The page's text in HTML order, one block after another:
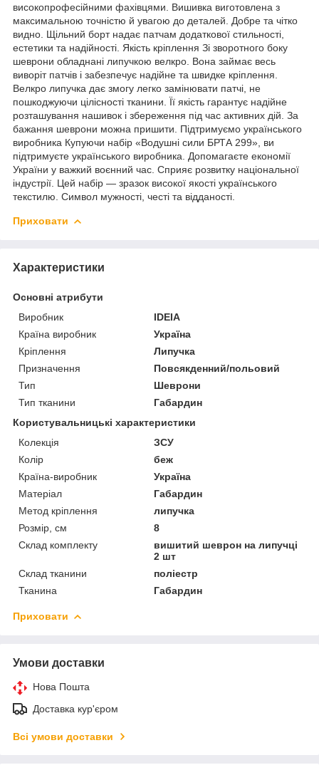
високопрофесійними фахівцями. Вишивка виготовлена з
максимальною точністю й увагою до деталей. Добре та чітко
видно. Щільний борт надає патчам додаткової стильності,
естетики та надійності. Якість кріплення Зі зворотного боку
шеврони обладнані липучкою велкро. Вона займає весь
виворіт патчів і забезпечує надійне та швидке кріплення.
Велкро липучка дає змогу легко замінювати патчі, не
пошкоджуючи цілісності тканини. Її якість гарантує надійне
розташування нашивок і збереження під час активних дій. За
бажання шеврони можна пришити. Підтримуємо українського
виробника Купуючи набір «Водушні сили БРТА 299», ви
підтримуєте українського виробника. Допомагаєте економії
України у важкий воєнний час. Сприяє розвитку національної
індустрії. Цей набір — зразок високої якості українського
текстилю. Символ мужності, честі та відданості.
Приховати
Характеристики
Основні атрибути
Виробник
IDEIA
Країна виробник
Україна
Кріплення
Липучка
Призначення
Повсякденний/польовий
Тип
Шеврони
Тип тканини
Габардин
Користувальницькі характеристики
Колекція
ЗСУ
Колір
беж
Країна-виробник
Україна
Матеріал
Габардин
Метод кріплення
липучка
Розмір, см
8
Склад комплекту
вишитий шеврон на липучці
2 шт
Склад тканини
поліестр
Тканина
Габардин
Приховати
Умови доставки
Нова Пошта
Доставка кур'єром
Всі умови доставки